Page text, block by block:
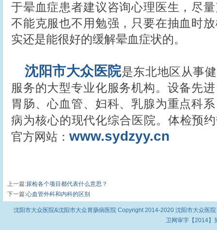
于晕血症患者建议咨询心理医生，尽
不能克服也不用勉强，只要在抽血时
实还是能很好的缓解晕血症状的。
沈阳市大众医院是东北地区从事
服务的大型专业化服务机构。设备先
胃肠、心血管、妇科、乳腺为重点科
病为核心的现代化综合医院。体检预
官方网站： www.sydzyy.cn
上一篇:尿检各个项目都代表什么意思？
下一篇:心血管外科和内科的区别
沈阳市大众医院&沈阳市大众胃肠病医院 Copyright 2014-2020 沈阳市大众医
卫网审字【2014】